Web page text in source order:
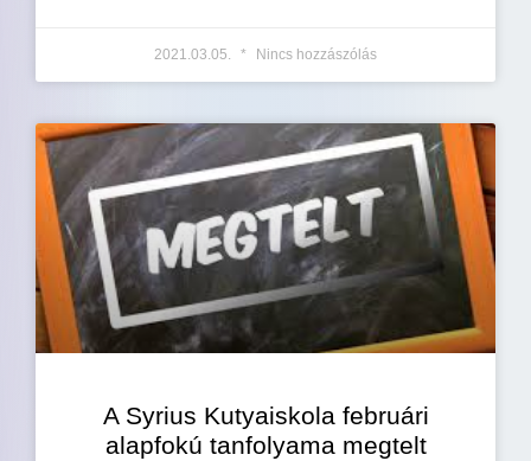
2021.03.05. Nincs hozzászólás
A Syrius Kutyaiskola februári
alapfokú tanfolyama megtelt